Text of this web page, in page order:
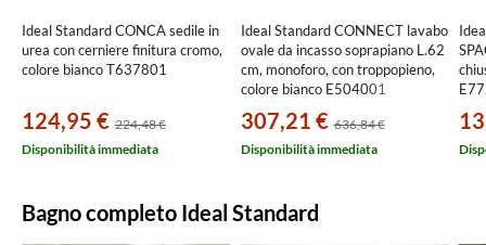
Ideal Standard CONCA sedile in
urea con cerniere finitura cromo,
colore bianco T637801
124,95 € 224,48 €
Disponibilità immediata
Ideal Standard CONNECT lavabo
ovale da incasso soprapiano L.62
cm, monoforo, con troppopieno,
colore bianco E504001
307,21 € 636,84 €
Disponibilità immediata
Bagno completo Ideal Standard